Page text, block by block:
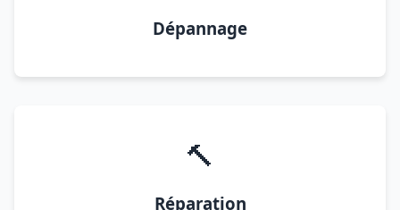
Dépannage
🔨
Réparation